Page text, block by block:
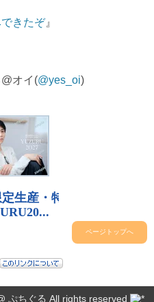
きたぞ』
オイ(@yes_oi)
ページトップへ
ぷちぐる All rights reserved